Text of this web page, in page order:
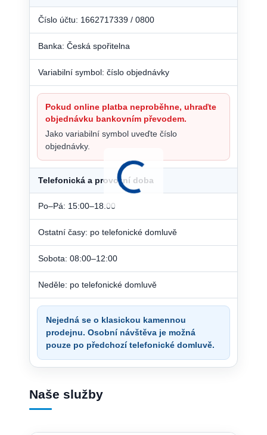
Číslo účtu: 1662717339 / 0800
Banka: Česká spořitelna
Variabilní symbol: číslo objednávky
Pokud online platba neproběhne, uhraďte
objednávku bankovním převodem.
Jako variabilní symbol uveďte číslo
objednávky.
Telefonická a provozní doba
Po–Pá: 15:00–18:00
Ostatní časy: po telefonické domluvě
Sobota: 08:00–12:00
Neděle: po telefonické domluvě
Nejedná se o klasickou kamennou
prodejnu. Osobní návštěva je možná
pouze po předchozí telefonické domluvě.
Naše služby